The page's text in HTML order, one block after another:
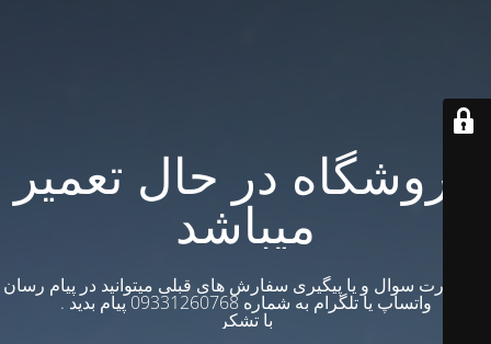
فروشگاه در حال تعمیر
میباشد
در صورت سوال و یا پیگیری سفارش های قبلی میتوانید در پیام رسان
واتساپ یا تلگرام به شماره 09331260768 پیام بدید .
با تشکر